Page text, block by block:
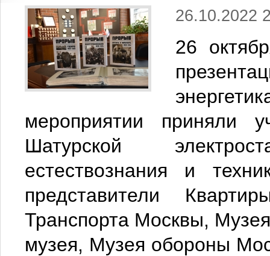
26.10.2022
26
мероприятии приняли
Шатурской
естествознания и
представители
Транспорта Москвы,
музея, Музея обороны